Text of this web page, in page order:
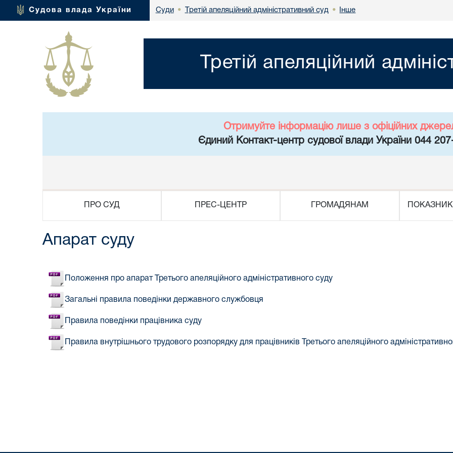
Судова влада України Суди • Третій апеляційний адміністративний суд • Інше
Третій апеляційний
Отримуйте інформацію лише з офіційних
Єдиний Контакт-центр судової влади України 044
ПРО СУД ПРЕС-ЦЕНТР ГРОМАДЯНАМ
Апарат суду
Положення про апарат Третього апеляційного адміністративного суду
Загальні правила поведінки державного службовця
Правила поведінки працівника суду
Правила внутрішнього трудового розпорядку для працівників Третього апеляційного